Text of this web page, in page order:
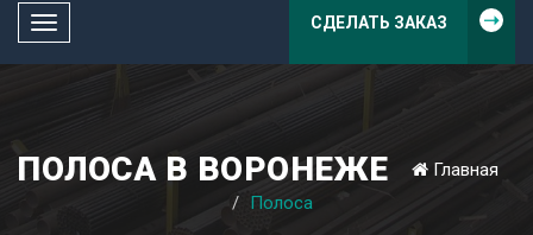
Toggle
СДЕЛАТЬ ЗАКАЗ
ПОЛОСА В ВОРОНЕЖЕ
Главная
Полоса